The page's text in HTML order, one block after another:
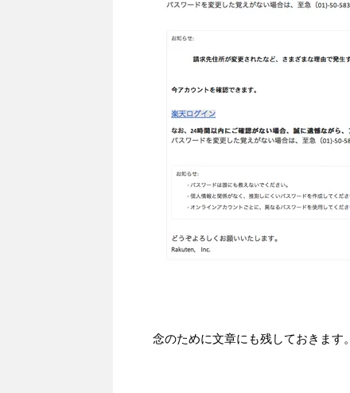
念のために文章にも残しておきます。